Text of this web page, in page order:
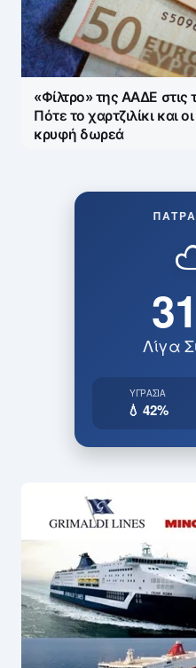
«Φίλτρο» της ΑΑΔΕ στις
Πότε το χαρτζιλίκι και
κρυφή δωρεά
Λίγα
ΥΓΡΑΣΊΑ
💧 42%